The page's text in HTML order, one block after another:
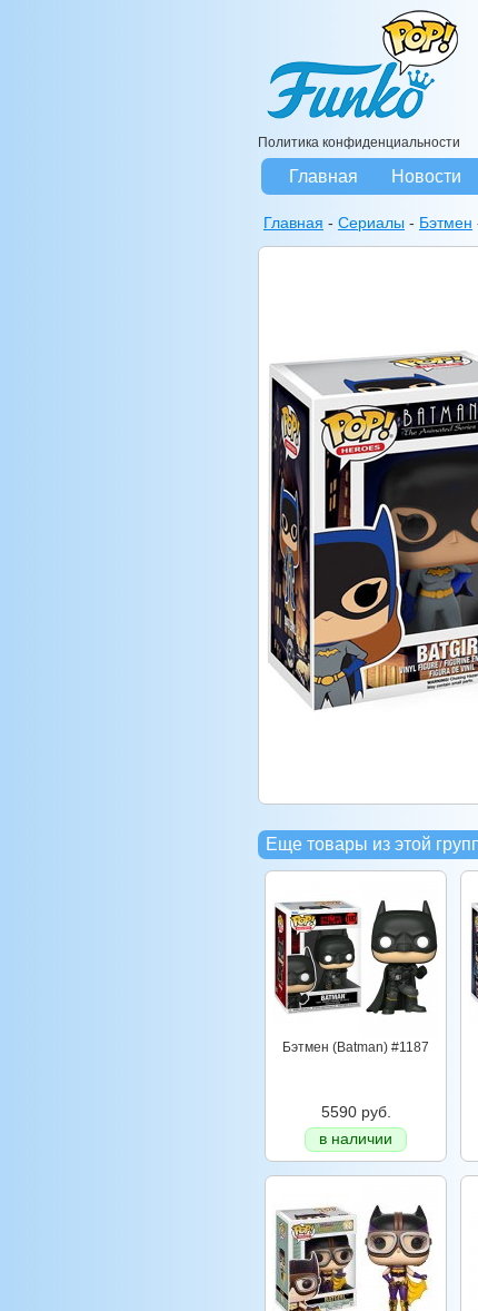
Политика конфиденциальности
Главная Новости
Главная - Сериалы - Бэтмен
Еще товары из этой
Бэтмен (Batman) #1187
5590 руб.
в наличии